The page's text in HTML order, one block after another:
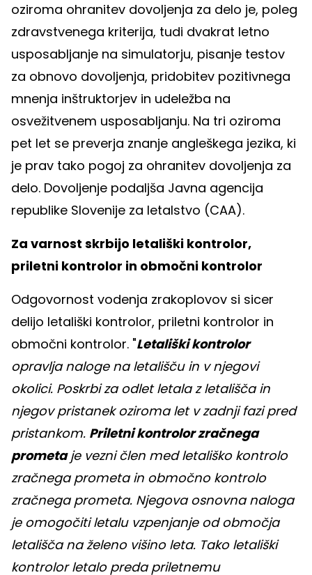
oziroma ohranitev dovoljenja za delo je, poleg
zdravstvenega kriterija, tudi dvakrat letno
usposabljanje na simulatorju, pisanje testov
za obnovo dovoljenja, pridobitev pozitivnega
mnenja inštruktorjev in udeležba na
osvežitvenem usposabljanju. Na tri oziroma
pet let se preverja znanje angleškega jezika, ki
je prav tako pogoj za ohranitev dovoljenja za
delo. Dovoljenje podaljša Javna agencija
republike Slovenije za letalstvo (CAA).
Za varnost skrbijo letališki kontrolor,
priletni kontrolor in območni kontrolor
Odgovornost vodenja zrakoplovov si sicer
delijo letališki kontrolor, priletni kontrolor in
območni kontrolor. "Letališki kontrolor
opravlja naloge na letališču in v njegovi
okolici. Poskrbi za odlet letala z letališča in
njegov pristanek oziroma let v zadnji fazi pred
pristankom. Priletni kontrolor zračnega
prometaje vezni člen med letališko kontrolo
zračnega prometa in območno kontrolo
zračnega prometa. Njegova osnovna naloga
je omogočiti letalu vzpenjanje od območja
letališča na želeno višino leta. Tako letališki
kontrolor letalo preda priletnemu